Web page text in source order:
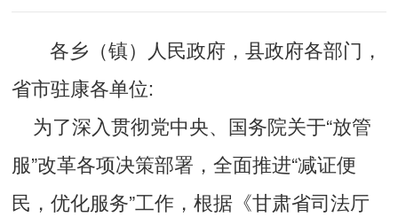
各乡（镇）人民政府，县政府各部门，
省市驻康各单位:
为了深入贯彻党中央、国务院关于“放管
服”改革各项决策部署，全面推进“减证便
民，优化服务”工作，根据《甘肃省司法厅